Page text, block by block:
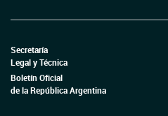
Secretaría
Legal y Técnica
Boletín Oficial
de la República Argentina